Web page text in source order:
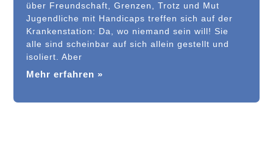
über Freundschaft, Grenzen, Trotz und Mut
Jugendliche mit Handicaps treffen sich auf der
Krankenstation: Da, wo niemand sein will! Sie
alle sind scheinbar auf sich allein gestellt und
isoliert. Aber
Mehr erfahren »